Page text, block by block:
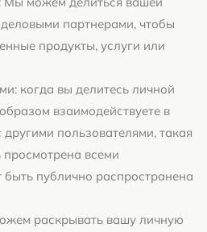
партнерами, чтобы
продукты, услуги или
когда вы делитесь личной
взаимодействуете в
пользователями, такая
всеми
публично распространена
раскрывать вашу личную